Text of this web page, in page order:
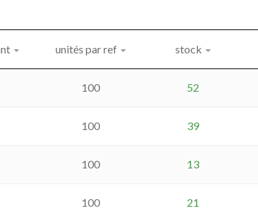
unités par ref stock
100 52
100 39
100 13
100 21